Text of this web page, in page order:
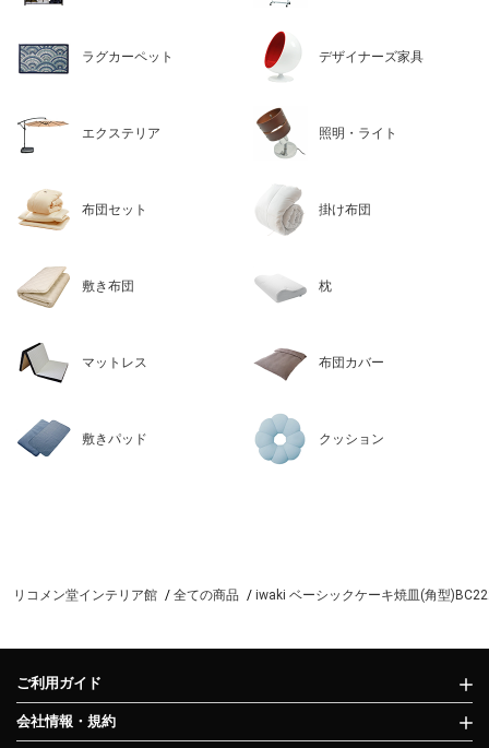
ラグカーペット デザイナーズ家具
エクステリア 照明・ライト
布団セット 掛け布団
敷き布団 枕
マットレス 布団カバー
敷きパッド クッション
リコメン堂インテリア館 全ての商品 iwaki ベーシックケーキ焼皿(角型
ご利用ガイド
会社情報・規約